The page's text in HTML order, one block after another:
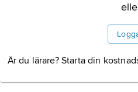
Är du lärare? Starta din